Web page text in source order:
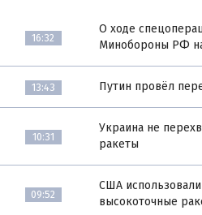
16:32
О ходе
Минобороны РФ на
13:43 Путин провёл
10:31
Украина не
ракеты
09:52
США
высокоточные